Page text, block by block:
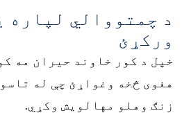
د چمتووالي لپاره
ورکړئ
خپل د کور خاوند حیران مه
هغوی څخه وغواړئ چې له
زنګ وهلو مهالویش وکړي.